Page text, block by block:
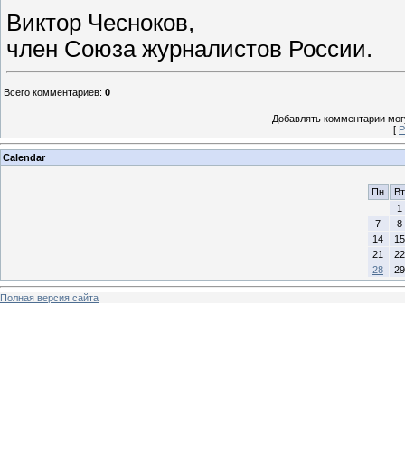
Виктор Чесноков,
член Союза журналистов России.
Всего комментариев: 0
Добавлять комментарии
[
Calendar
Пн
Вт
1
7
8
14
15
21
22
28
29
Полная версия сайта